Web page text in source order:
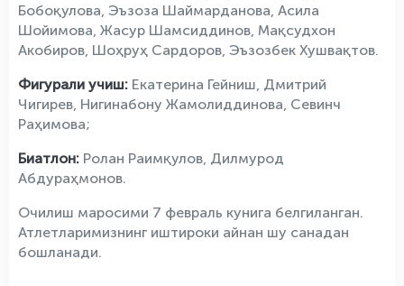
Бобоқулова, Эъзоза Шаймарданова, Асила
Шойимова, Жасур Шамсиддинов, Мақсудхон
Акобиров, Шоҳруҳ Сардоров, Эъзозбек Хушвақтов.
Фигурали учиш: Екатерина Гейниш, Дмитрий
Чигирев, Нигинабону Жамолиддинова, Севинч
Раҳимова;
Биатлон: Ролан Раимқулов, Дилмурод
Абдураҳмонов.
Очилиш маросими 7 февраль кунига белгиланган.
Атлетларимизнинг иштироки айнан шу санадан
бошланади.